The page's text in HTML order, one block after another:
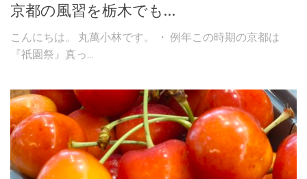
京都の風習を栃木でも…
こんにちは。 丸萬小林です。 ・ 例年この時期の京都は
『祇園祭』真っ...